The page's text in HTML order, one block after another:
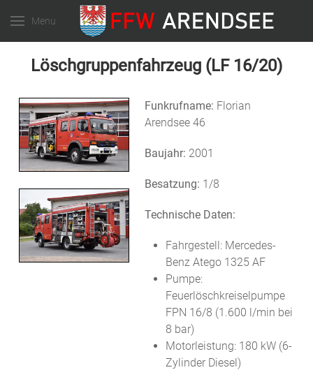
Menu
Löschgruppenfahrzeug (LF 16/20)
Funkrufname: Florian
Arendsee 46
Baujahr: 2001
Besatzung: 1/8
Technische Daten:
Fahrgestell: Mercedes-
Benz Atego 1325 AF
Pumpe:
Feuerlöschkreiselpumpe
FPN 16/8 (1.600 l/min bei
8 bar)
Motorleistung: 180 kW (6-
Zylinder Diesel)